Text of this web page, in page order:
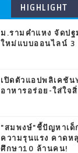
HIGHLIGHT
ม.รามคำแหง จัดป
ใหม่แบบออนไลน์ 3
เปิดตัวแอปพลิเคชั
อาหารอร่อย-ใส่ใจ
"สมพงษ์"ชี้ปัญหาเด็
ความรุนแรง คาดห
ศึกษา10 ล้านคน!